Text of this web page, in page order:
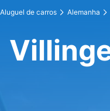
Aluguel de carros Alemanha